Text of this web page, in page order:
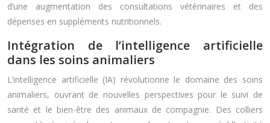
d’une augmentation des consultations vétérinaires et des
dépenses en suppléments nutritionnels.
Intégration de l’intelligence artificielle
dans les soins animaliers
L’intelligence artificielle (IA) révolutionne le domaine des soins
animaliers, ouvrant de nouvelles perspectives pour le suivi de
santé et le bien-être des animaux de compagnie. Des colliers